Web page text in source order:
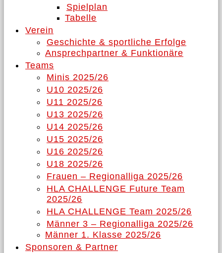
Spielplan
Tabelle
Verein
Geschichte & sportliche Erfolge
Ansprechpartner & Funktionäre
Teams
Minis 2025/26
U10 2025/26
U11 2025/26
U13 2025/26
U14 2025/26
U15 2025/26
U16 2025/26
U18 2025/26
Frauen – Regionalliga 2025/26
HLA CHALLENGE Future Team
2025/26
HLA CHALLENGE Team 2025/26
Männer 3 – Regionalliga 2025/26
Männer 1. Klasse 2025/26
Sponsoren & Partner